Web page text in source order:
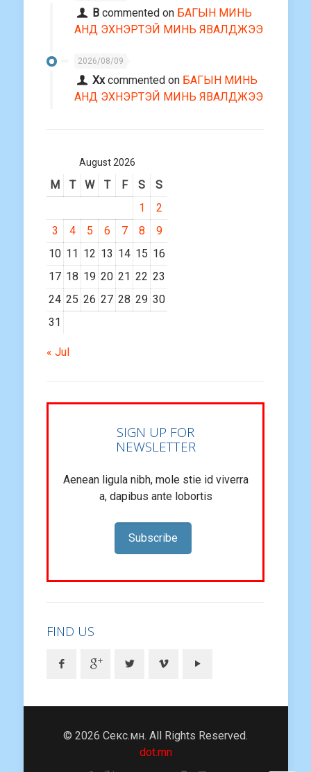
В commented on БАГЫН МИНЬ
АНД ЭХНЭРТЭЙ МИНЬ ЯВАЛДЖЭЭ
2026/08/09
Ххcommented on БАГЫН МИНЬ
АНД ЭХНЭРТЭЙ МИНЬ ЯВАЛДЖЭЭ
August 2026
M T W T F S
S
1
2
3
4 5 6 7 8
9
10 11 12 13 14 15 16
17 18 19 20 21 22 23
24 25 26 27 28 29 30
31
« Jul
SIGN UP FOR
NEWSLETTER
Aenean ligula nibh, mole stie id viverra
a, dapibus ante lobortis
Subscribe
FIND US
© 2026 Секс.мн. All Rights Reserved.
dot.mn